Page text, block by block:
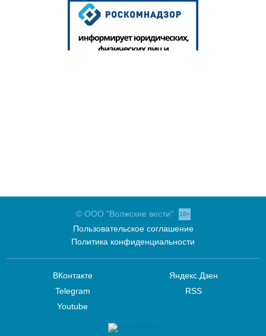
© ООО "Волжские вести" 16+
Пользовательское соглашение
Политика конфиденциальности
ВКонтакте
Telegram
Youtube
Яндекс.Дзен
RSS